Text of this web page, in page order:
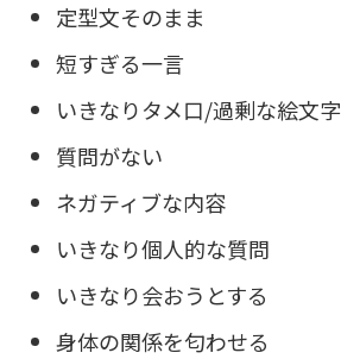
定型文そのまま
短すぎる一言
いきなりタメ口/過剰な絵文字
質問がない
ネガティブな内容
いきなり個人的な質問
いきなり会おうとする
身体の関係を匂わせる